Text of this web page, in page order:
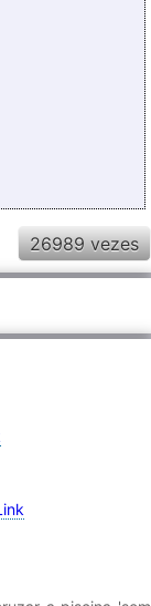
26989 vezes